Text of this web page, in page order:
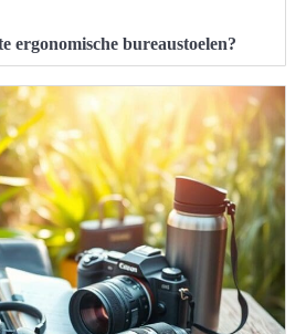
ergonomische bureaustoelen?